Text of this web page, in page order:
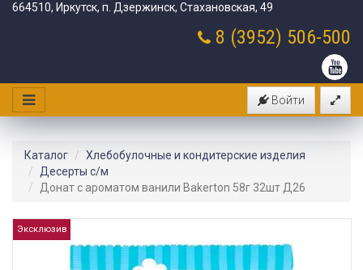
664510, Иркутск, п. Дзержинск, Стахановская, 49
8 (3952) 506-500
Войти
Каталог
Хлебобулочные и кондитерские изделия
Десерты с/м
Донат с ароматом ванили Bakerton 58г 32шт Д26
Эксклюзив